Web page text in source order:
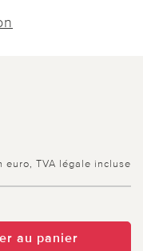
euro, TVA légale incluse
au panier